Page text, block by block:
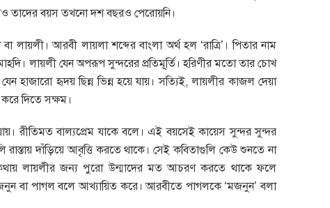
তাদের বয়স তখনো দশ বছরও পেরোয়নি।
লায়লী। আরবী লায়লা শব্দের বাংলা অর্থ হল ‘রাত্রি’। পিতার নাম
লায়লী যেন অপরূপ সুন্দরের প্রতিমূর্তি। হরিণীর মতো তার চোখ
হাজারো হৃদয় ছিন্ন ভিন্ন হয়ে যায়। সত্যিই, লায়লীর কাজল দেয়া
দিতে সক্ষম।
রীতিমত বাল্যপ্রেম যাকে বলে। এই বয়সেই কায়েস সুন্দর সুন্দর
দাঁড়িয়ে আবৃত্তি করতে থাকে। সেই কবিতাগুলি কেউ শুনতে না
লায়লীর জন্য পুরো উন্মাদের মত আচরণ করতে থাকে ফলে
বা পাগল বলে আখ্যায়িত করে। আরবীতে পাগলকে ‘মজনুন’ বলা